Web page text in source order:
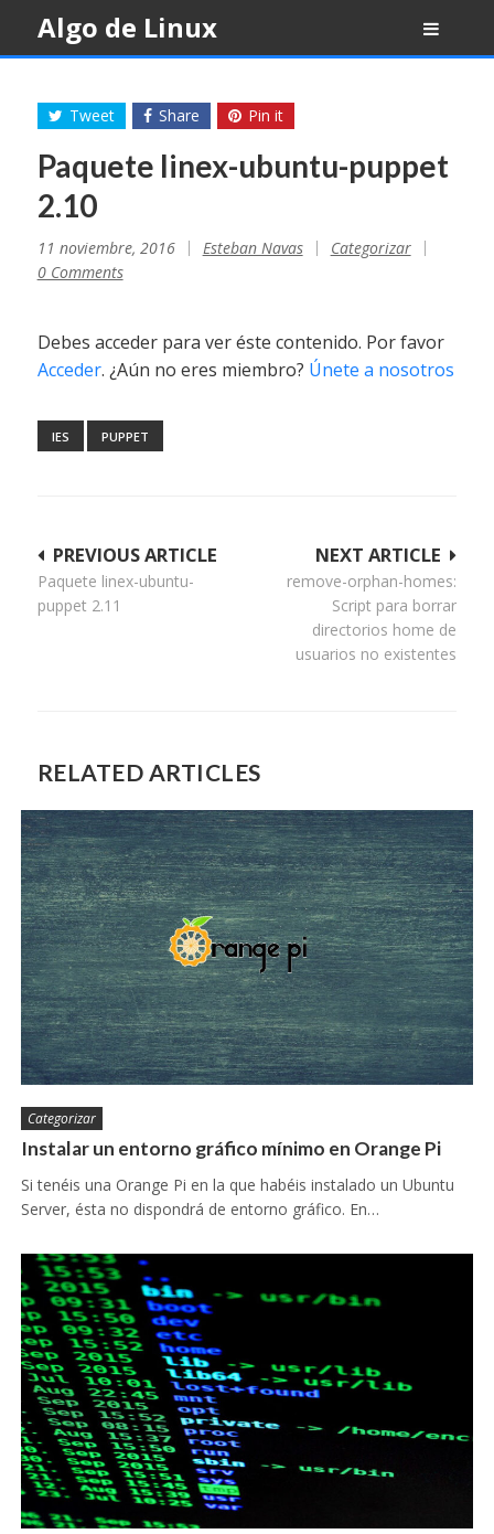
content
Algo de Linux
Tweet Share Pin it
Paquete linex-ubuntu-puppet
2.10
11 noviembre, 2016 Esteban Navas
Categorizar
0 Comments
Debes acceder para ver éste contenido. Por favor
Acceder. ¿Aún no eres miembro? Únete a nosotros
IES PUPPET
Navegación
de
NEXT ARTICLE
remove-orphan-homes:
Script para borrar
directorios home de
usuarios no existentes
PREVIOUS ARTICLE
Paquete linex-ubuntu-
puppet 2.11
RELATED ARTICLES
Categorizar
Instalar un entorno gráfico mínimo en Orange Pi
Si tenéis una Orange Pi en la que habéis instalado un Ubuntu
Server, ésta no dispondrá de entorno gráfico. En…